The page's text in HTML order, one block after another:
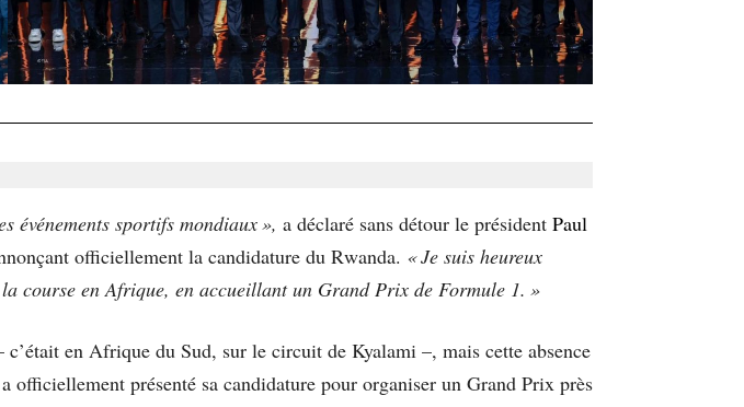
événements sportifs mondiaux », a déclaré sans détour le président Paul
officiellement la candidature du Rwanda. « Je suis heureux
course en Afrique, en accueillant un Grand Prix de Formule 1. »
en Afrique du Sud, sur le circuit de Kyalami –, mais cette absence
présenté sa candidature pour organiser un Grand Prix près